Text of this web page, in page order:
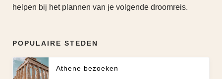
helpen bij het plannen van je volgende droomreis.
POPULAIRE STEDEN
Athene bezoeken